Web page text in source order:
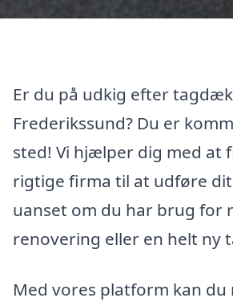
Er du på udkig efter
Frederikssund? Du er
sted! Vi hjælper dig med at
rigtige firma til at udføre
uanset om du har brug for
renovering eller en helt ny
Med vores platform kan du